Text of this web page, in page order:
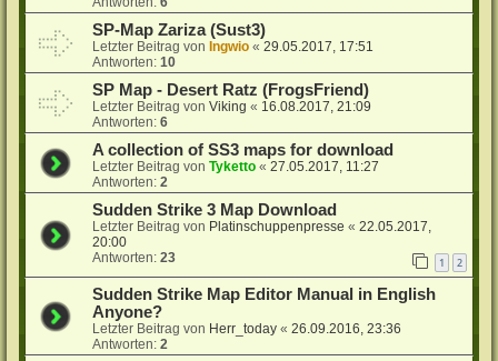
SP-Map Zariza (Sust3)
Letzter Beitrag vonIngwio «29.05.2017, 17:51
Antworten:10
SP Map - Desert Ratz (FrogsFriend)
Letzter Beitrag vonViking « 16.08.2017, 21:09
Antworten:6
A collection of SS3 maps for download
Letzter Beitrag vonTyketto «27.05.2017, 11:27
Antworten:2
Sudden Strike 3 Map Download
Letzter Beitrag von Platinschuppenpresse «22.05.2017,
20:00
Antworten:23 1 2
Sudden Strike Map Editor Manual in English
Anyone?
Letzter Beitrag von Herr_today «26.09.2016, 23:36
Antworten:2